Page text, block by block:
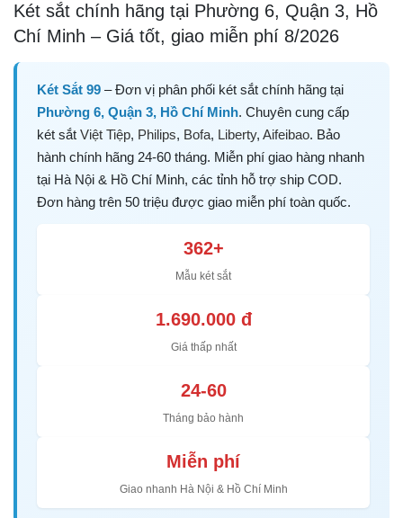
Két sắt chính hãng tại Phường 6, Quận 3, Hồ
Chí Minh – Giá tốt, giao miễn phí 8/2026
Két Sắt 99 – Đơn vị phân phối két sắt chính hãng tại
Phường 6, Quận 3, Hồ Chí Minh. Chuyên cung cấp
két sắt Việt Tiệp, Philips, Bofa, Liberty, Aifeibao. Bảo
hành chính hãng 24-60 tháng. Miễn phí giao hàng nhanh
tại Hà Nội & Hồ Chí Minh, các tỉnh hỗ trợ ship COD.
Đơn hàng trên 50 triệu được giao miễn phí toàn quốc.
362+
Mẫu két sắt
1.690.000 đ
Giá thấp nhất
24-60
Tháng bảo hành
Miễn phí
Giao nhanh Hà Nội & Hồ Chí Minh